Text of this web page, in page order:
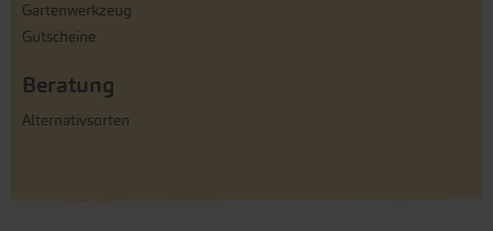
Gartenwerkzeug
Gutscheine
Beratung
Alternativsorten